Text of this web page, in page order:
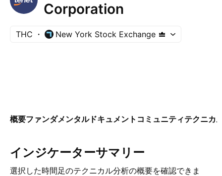
Corporation
THC New York Stock Exchange
概要ファンダメンタルドキュメント コミュニティテクニカ
インジケーターサマリー
選択した時間足のテクニカル分析の概要を確認できま